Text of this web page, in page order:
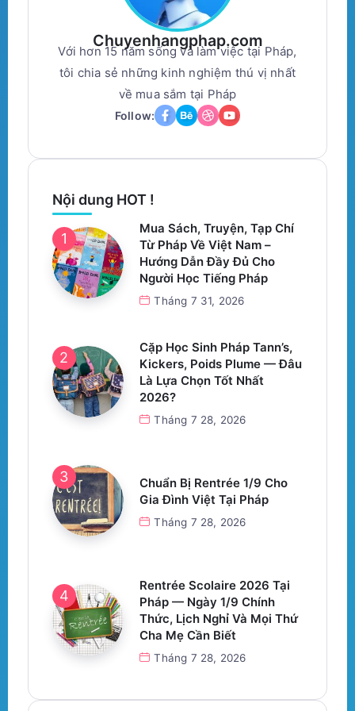
Chuyenhangphap.com
Với hơn 15 năm sống và làm việc tại Pháp,
tôi chia sẻ những kinh nghiệm thú vị nhất
về mua sắm tại Pháp
Follow:
Nội dung HOT !
Mua Sách, Truyện, Tạp Chí
Từ Pháp Về Việt Nam –
Hướng Dẫn Đầy Đủ Cho
Người Học Tiếng Pháp
Tháng 7 31, 2026
Cặp Học Sinh Pháp Tann’s,
Kickers, Poids Plume — Đâu
Là Lựa Chọn Tốt Nhất
2026?
Tháng 7 28, 2026
Chuẩn Bị Rentrée 1/9 Cho
Gia Đình Việt Tại Pháp
Tháng 7 28, 2026
Rentrée Scolaire 2026 Tại
Pháp — Ngày 1/9 Chính
Thức, Lịch Nghỉ Và Mọi Thứ
Cha Mẹ Cần Biết
Tháng 7 28, 2026